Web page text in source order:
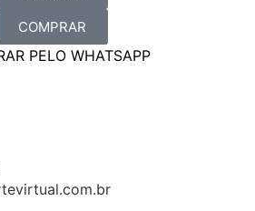
COMPRAR
PELO WHATSAPP